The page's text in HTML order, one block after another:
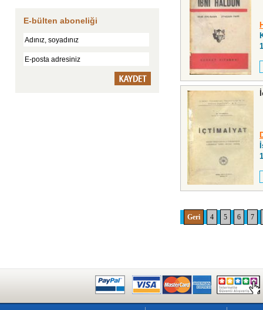
E-bülten aboneliği
Geri 4 5 6 7